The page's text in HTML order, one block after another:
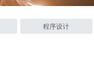
程序设计